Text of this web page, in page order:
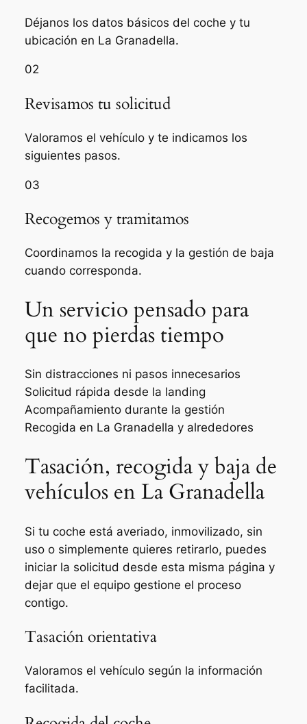
Déjanos los datos básicos del coche y tu
ubicación en La Granadella.
02
Revisamos tu solicitud
Valoramos el vehículo y te indicamos los
siguientes pasos.
03
Recogemos y tramitamos
Coordinamos la recogida y la gestión de baja
cuando corresponda.
Un servicio pensado para
que no pierdas tiempo
Sin distracciones ni pasos innecesarios
Solicitud rápida desde la landing
Acompañamiento durante la gestión
Recogida en La Granadella y alrededores
Tasación, recogida y baja de
vehículos en La Granadella
Si tu coche está averiado, inmovilizado, sin
uso o simplemente quieres retirarlo, puedes
iniciar la solicitud desde esta misma página y
dejar que el equipo gestione el proceso
contigo.
Tasación orientativa
Valoramos el vehículo según la información
facilitada.